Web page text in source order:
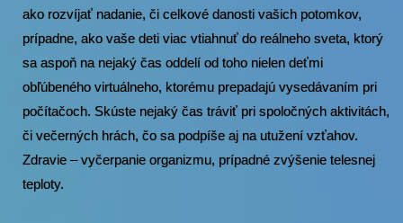
ako rozvíjať nadanie, či celkové danosti vašich potomkov,
prípadne, ako vaše deti viac vtiahnuť do reálneho sveta, ktorý
sa aspoň na nejaký čas oddelí od toho nielen deťmi
obľúbeného virtuálneho, ktorému prepadajú vysedávaním pri
počítačoch. Skúste nejaký čas tráviť pri spoločných aktivitách,
či večerných hrách, čo sa podpíše aj na utužení vzťahov.
Zdravie – vyčerpanie organizmu, prípadné zvýšenie telesnej
teploty.